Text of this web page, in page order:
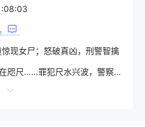
现女尸；怒破真凶，刑警智擒
咫尺……罪犯尺水兴波，警察捕
却意外发现魔影逼近，山庄主